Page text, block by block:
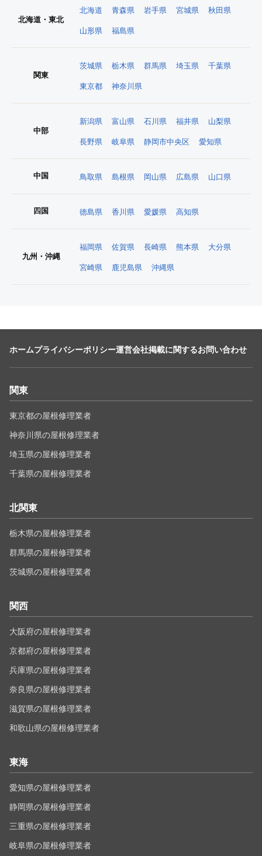
北海道・東北
北海道 青森県 岩手県 宮城県 秋田県
山形県 福島県
関東
茨城県 栃木県 群馬県 埼玉県 千葉県
東京都 神奈川県
中部
新潟県 富山県 石川県 福井県 山梨県
長野県 岐阜県 静岡市中央区 愛知県
中国 鳥取県 島根県 岡山県 広島県 山口県
四国 徳島県 香川県 愛媛県 高知県
九州・沖縄
福岡県 佐賀県 長崎県 熊本県 大分県
宮崎県 鹿児島県 沖縄県
ホームプライバシーポリシー運営会社掲載に関するお問い合わせ
関東
東京都の屋根修理業者
神奈川県の屋根修理業者
埼玉県の屋根修理業者
千葉県の屋根修理業者
北関東
栃木県の屋根修理業者
群馬県の屋根修理業者
茨城県の屋根修理業者
関西
大阪府の屋根修理業者
京都府の屋根修理業者
兵庫県の屋根修理業者
奈良県の屋根修理業者
滋賀県の屋根修理業者
和歌山県の屋根修理業者
東海
愛知県の屋根修理業者
静岡県の屋根修理業者
三重県の屋根修理業者
岐阜県の屋根修理業者